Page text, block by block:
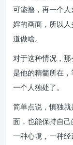
可能撸，再一个
婬的画面，所以
道做啥。
对于这种情况，
是他的精髓所在
一个人独处了。
简单点说，慎独
面，也能保持自
一种心境，一种